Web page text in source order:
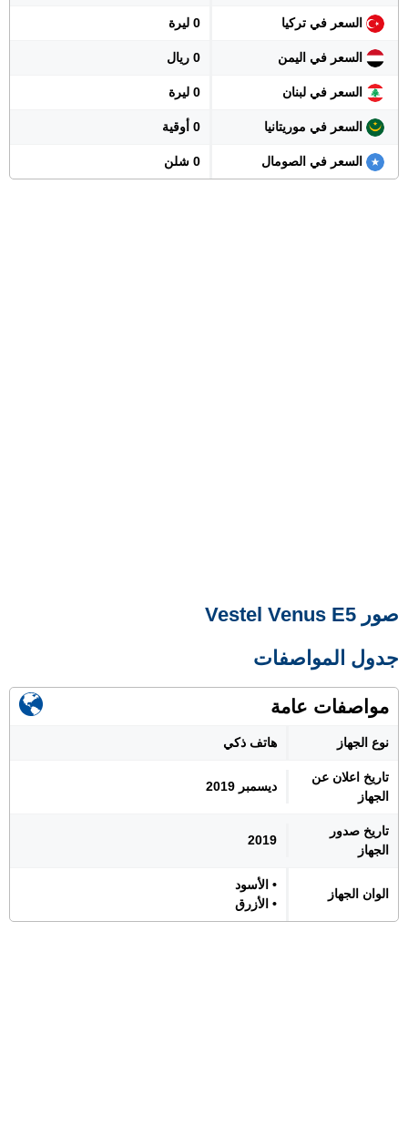
السعر في تركيا 0 ليرة
السعر في اليمن 0 ريال
السعر في لبنان 0 ليرة
السعر في موريتانيا 0 أوقية
السعر في الصومال 0 شلن
صور Vestel Venus E5
جدول المواصفات
مواصفات عامة
نوع الجهاز هاتف ذكي
تاريخ اعلان عن
الجهاز
ديسمبر 2019
تاريخ صدور
الجهاز
2019
الوان الجهاز
• الأسود
• الأزرق